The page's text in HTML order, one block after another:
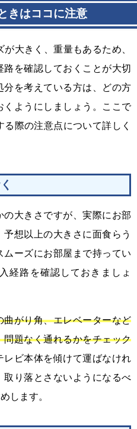
きはココに注意
大きく、重量もあるため、
を確認しておくことが大切
を考えている方は、どの方
ようにしましょう。ここで
際の注意点について詳しく
大きさですが、実際にお部
想以上の大きさに面食らう
ーズにお部屋まで持ってい
経路を確認しておきましょ
がり角、エレベーターなど
題なく通れるかをチェック
レビ本体を傾けて運ばなけれ
り落とさないようになるべ
します。